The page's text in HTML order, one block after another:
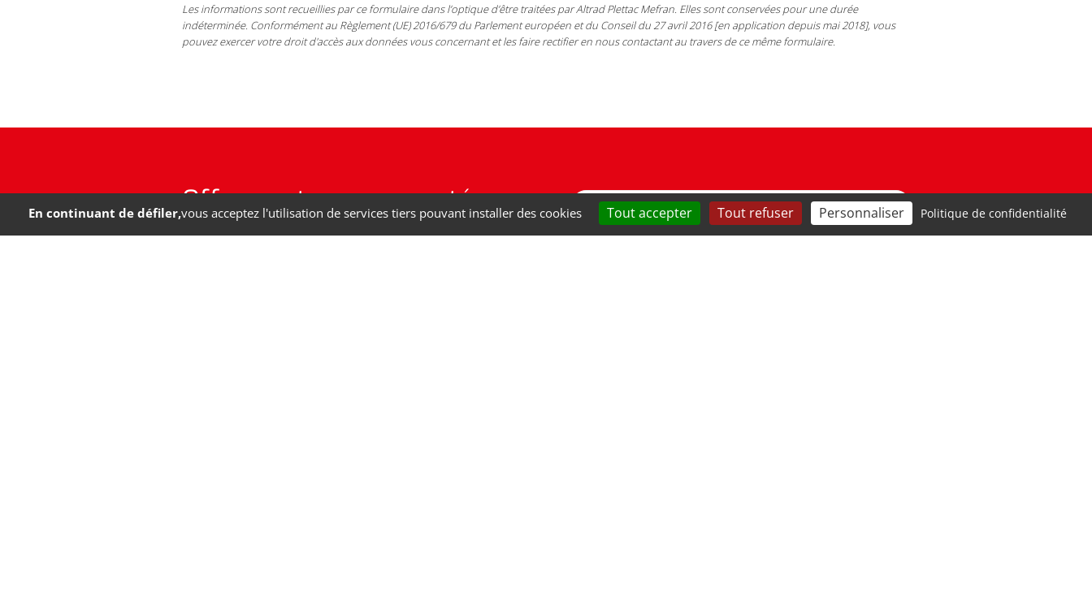
Les informations sont recueillies par ce formulaire dans l’optique d’être traitées par Altrad Plettac Mefran. Elles sont conservées pour une durée
indéterminée. Conformément au Règlement (UE) 2016/679 du Parlement européen et du Conseil du 27 avril 2016 [en application depuis mai 2018], vous
pouvez exercer votre droit d'accès aux données vous concernant et les faire rectifier en nous contactant au travers de ce même formulaire.
Offres, actus, nouveautés :
tout est dans notre
En continuant de défiler,vous acceptez l'utilisation de services tiers pouvant installer des cookies Tout accepter Tout refuser Personnaliser Politique de confidentialité